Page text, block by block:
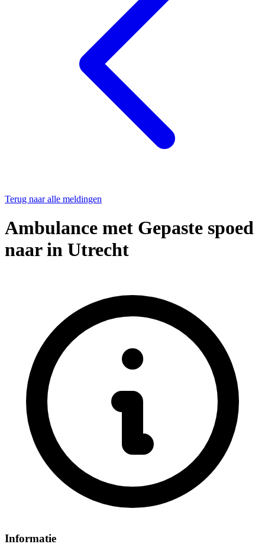
Terug naar alle meldingen
Ambulance met Gepaste spoed
naar in Utrecht
Informatie